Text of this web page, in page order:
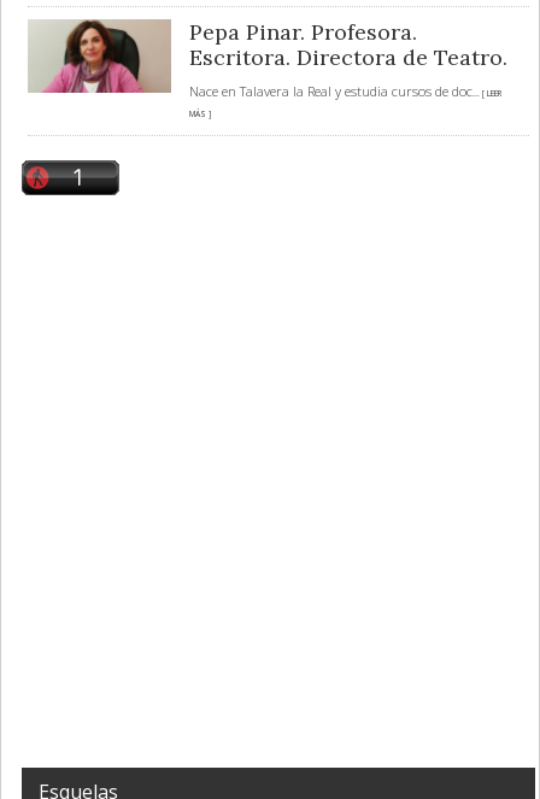
Pepa Pinar. Profesora.
Escritora. Directora de Teatro.
Nace en Talavera la Real y estudia cursos de doc... [ LEER
MÁS ]
Esquelas